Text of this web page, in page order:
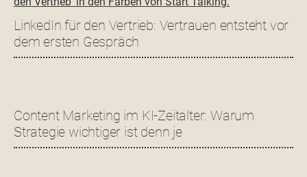
LinkedIn für den Vertrieb: Vertrauen entsteht vor
dem ersten Gespräch
Content Marketing im KI-Zeitalter: Warum
Strategie wichtiger ist denn je